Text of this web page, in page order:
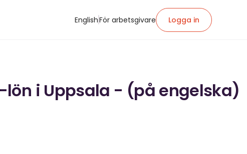
EnglishFör arbetsgivare Logga in
i Uppsala - (på engelska)